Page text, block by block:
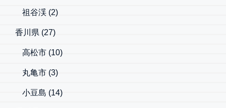
祖谷渓 (2)
香川県 (27)
高松市 (10)
丸亀市 (3)
小豆島 (14)